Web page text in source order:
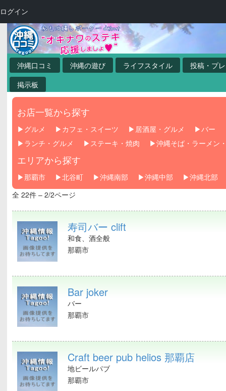
沖縄口コミ 沖縄の遊び ライフスタイル
投稿・プ
掲示板
お店一覧から探す
グルメ カフェ・スイーツ 居酒屋・グルメ
バー
ランチ・グルメ
ステーキ・焼肉 沖縄そば・ラーメン
エリアから探す
那覇市 北谷町 沖縄南部 沖縄中部
沖縄北部
全 22件 – 2/2ページ
寿司バー clift
和食、酒全般
那覇市
Bar joker
バー
那覇市
Craft beer pub helios 那覇店
地ビールパブ
那覇市
ログイン